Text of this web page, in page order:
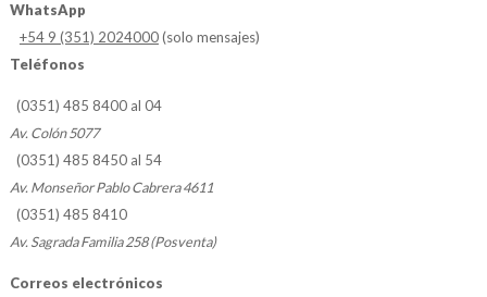
WhatsApp
+54 9 (351) 2024000(solo mensajes)
Teléfonos
(0351) 485 8400 al 04
Av. Colón 5077
(0351) 485 8450 al 54
Av. Monseñor Pablo Cabrera 4611
(0351) 485 8410
Av. Sagrada Familia 258 (Posventa)
Correos electrónicos